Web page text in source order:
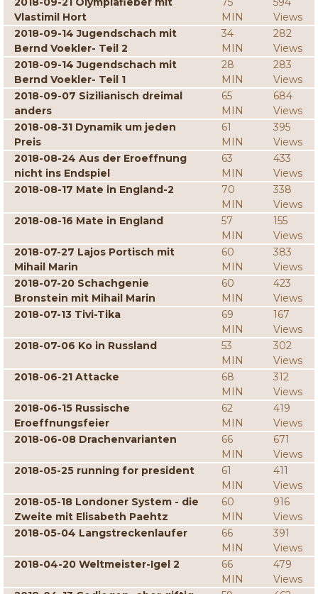
Vlastimil Hort
MIN
Views
2018-09-14 Jugendschach mit
Bernd Voekler- Teil 2
34
MIN
282
Views
2018-09-14 Jugendschach mit
Bernd Voekler- Teil 1
28
MIN
283
Views
2018-09-07 Sizilianisch dreimal
anders
65
MIN
684
Views
2018-08-31 Dynamik um jeden
Preis
61
MIN
395
Views
2018-08-24 Aus der Eroeffnung
nicht ins Endspiel
63
MIN
433
Views
2018-08-17 Mate in England-2
70
MIN
338
Views
2018-08-16 Mate in England
57
MIN
155
Views
2018-07-27 Lajos Portisch mit
Mihail Marin
60
MIN
383
Views
2018-07-20 Schachgenie
Bronstein mit Mihail Marin
60
MIN
423
Views
2018-07-13 Tivi-Tika
69
MIN
167
Views
2018-07-06 Ko in Russland
53
MIN
302
Views
2018-06-21 Attacke
68
MIN
312
Views
2018-06-15 Russische
Eroeffnungsfeier
62
MIN
419
Views
2018-06-08 Drachenvarianten
66
MIN
671
Views
2018-05-25 running for president
61
MIN
411
Views
2018-05-18 Londoner System - die
Zweite mit Elisabeth Paehtz
60
MIN
916
Views
2018-05-04 Langstreckenlaufer
66
MIN
391
Views
2018-04-20 Weltmeister-Igel 2
66
MIN
479
Views